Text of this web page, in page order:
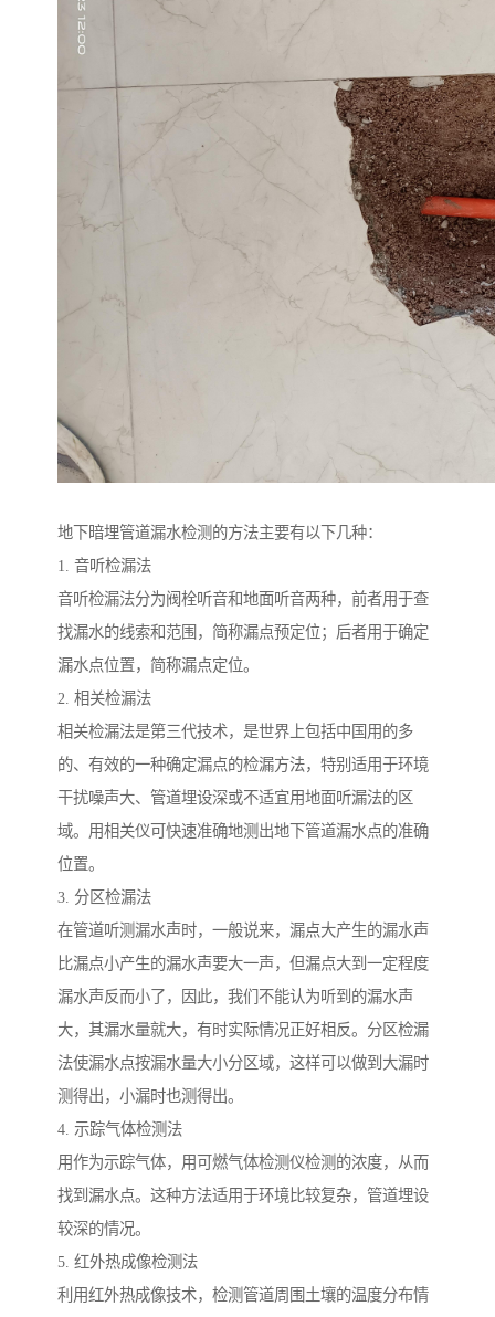
地下暗埋管道漏水检测的方法主要有以下几种：
1. 音听检漏法
音听检漏法分为阀栓听音和地面听音两种，前者用于查
找漏水的线索和范围，简称漏点预定位；后者用于确定
漏水点位置，简称漏点定位。
2. 相关检漏法
相关检漏法是第三代技术，是世界上包括中国用的多
的、有效的一种确定漏点的检漏方法，特别适用于环境
干扰噪声大、管道埋设深或不适宜用地面听漏法的区
域。用相关仪可快速准确地测出地下管道漏水点的准确
位置。
3. 分区检漏法
在管道听测漏水声时，一般说来，漏点大产生的漏水声
比漏点小产生的漏水声要大一声，但漏点大到一定程度
漏水声反而小了，因此，我们不能认为听到的漏水声
大，其漏水量就大，有时实际情况正好相反。分区检漏
法使漏水点按漏水量大小分区域，这样可以做到大漏时
测得出，小漏时也测得出。
4. 示踪气体检测法
用作为示踪气体，用可燃气体检测仪检测的浓度，从而
找到漏水点。这种方法适用于环境比较复杂，管道埋设
较深的情况。
5. 红外热成像检测法
利用红外热成像技术，检测管道周围土壤的温度分布情